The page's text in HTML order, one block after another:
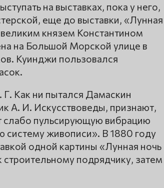
на выставках, пока у него,
еще до выставки, «Лунная
князем Константином
на Большой Морской улице в
Куинджи пользовался
Как ни пытался Дамаскин
А. И. Искусствоведы, признают,
слабо пульсирующую вибрацию
систему живописи». В 1880 году
одной картины «Лунная ночь
подрядчику, затем